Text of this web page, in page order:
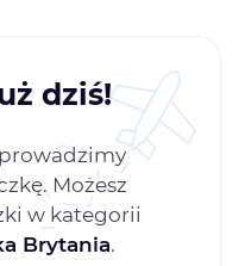
dziś!
Możesz
w kategorii
Brytania.